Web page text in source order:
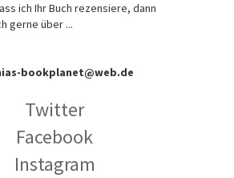
ich Ihr Buch rezensiere, dann
gerne über ...
bookplanet@web.de
Twitter
Facebook
Instagram